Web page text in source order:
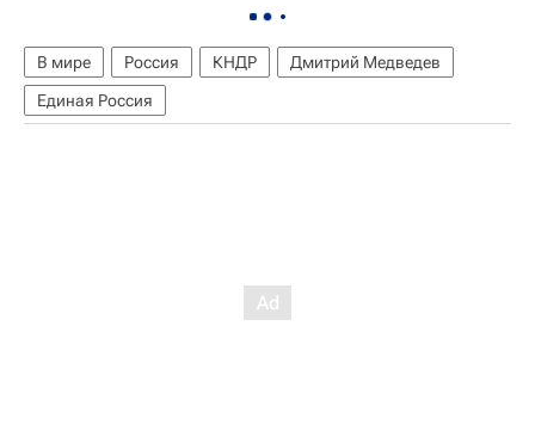
В мире Россия КНДР
Дмитрий Медведев
Единая Россия